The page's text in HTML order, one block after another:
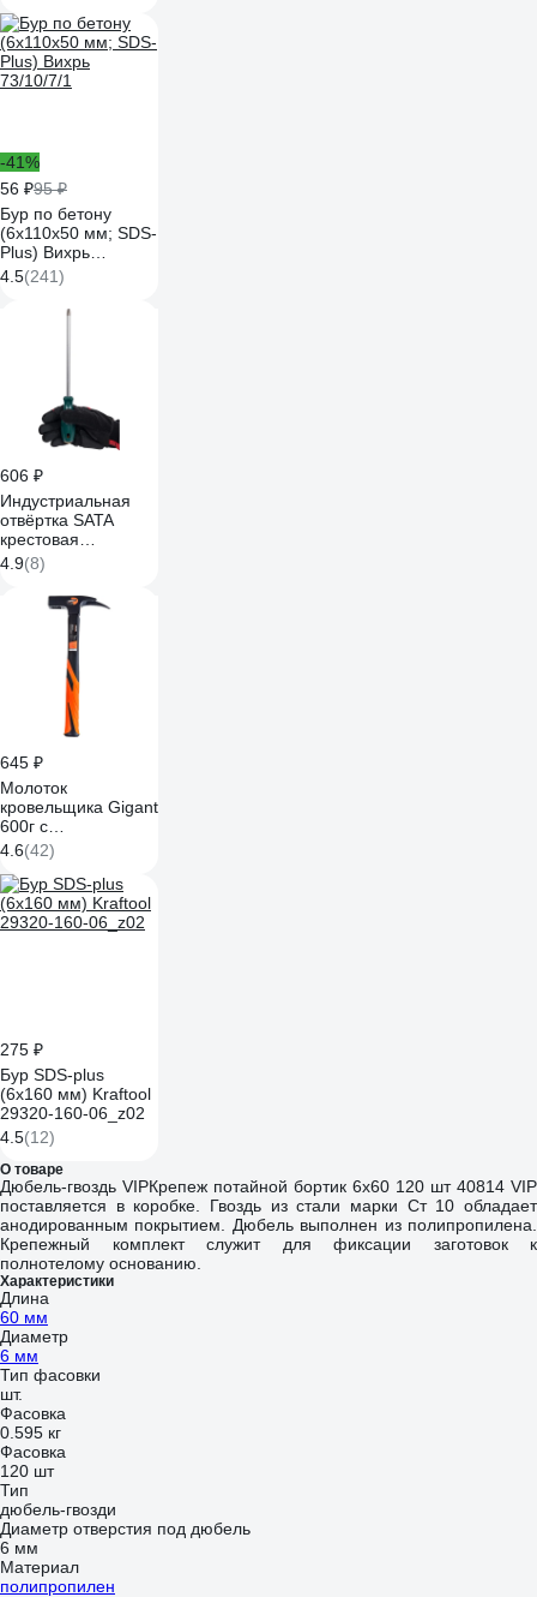
-41%
56 ₽95 ₽
Бур по бетону
(6x110x50 мм; SDS-
Plus) Вихрь
73/10/7/1
4.5(241)
606 ₽
Индустриальная
отвёртка SATA
крестовая
PH3x200мм.
Эталон для
монтажных работ.
4.9(8)
645 ₽
Молоток
кровельщика Gigant
600г c
фибергласовой
ручкой GRH 600
4.6(42)
275 ₽
Бур SDS-plus
(6х160 мм) Kraftool
29320-160-06_z02
4.5(12)
О товаре
Дюбель-гвоздь VIPКрепеж потайной бортик 6х60 120 шт 40814 VIP
поставляется в коробке. Гвоздь из стали марки Ст 10 обладает
анодированным покрытием. Дюбель выполнен из полипропилена.
Крепежный комплект служит для фиксации заготовок к
полнотелому основанию.
Характеристики
Длина
60 мм
Диаметр
6 мм
Тип фасовки
шт.
Фасовка
0.595 кг
Фасовка
120 шт
Тип
дюбель-гвозди
Диаметр отверстия под дюбель
6 мм
Материал
полипропилен